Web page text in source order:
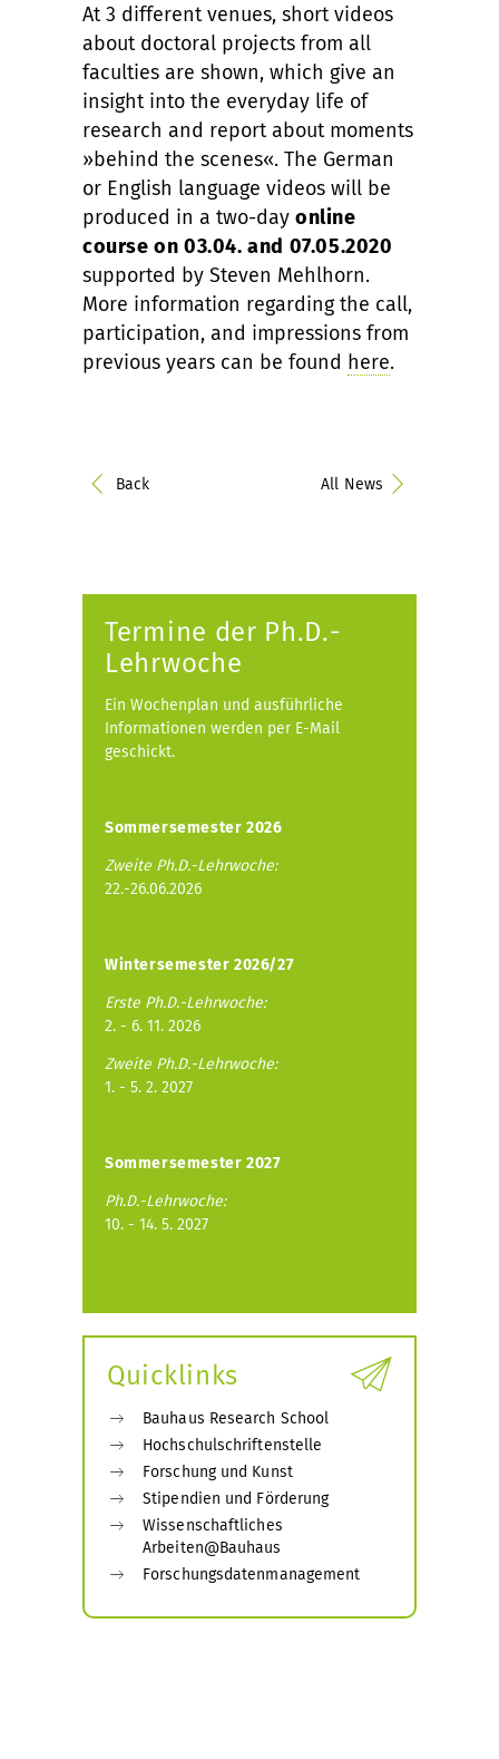
At 3 different venues, short videos
about doctoral projects from all
faculties are shown, which give an
insight into the everyday life of
research and report about moments
»behind the scenes«. The German
or English language videos will be
produced in a two-day online
course on 03.04. and 07.05.2020
supported by Steven Mehlhorn.
More information regarding the call,
participation, and impressions from
previous years can be found here.
Back All News
Termine der Ph.D.-
Lehrwoche
Ein Wochenplan und ausführliche
Informationen werden per E-Mail
geschickt.
Sommersemester 2026
Zweite Ph.D.-Lehrwoche:
22.-26.06.2026
Wintersemester 2026/27
Erste Ph.D.-Lehrwoche:
2. - 6. 11. 2026
Zweite Ph.D.-Lehrwoche:
1. - 5. 2. 2027
Sommersemester 2027
Ph.D.-Lehrwoche:
10. - 14. 5. 2027
Quicklinks
Bauhaus Research School
Hochschulschriftenstelle
Forschung und Kunst
Stipendien und Förderung
Wissenschaftliches
Arbeiten@Bauhaus
Forschungsdatenmanagement